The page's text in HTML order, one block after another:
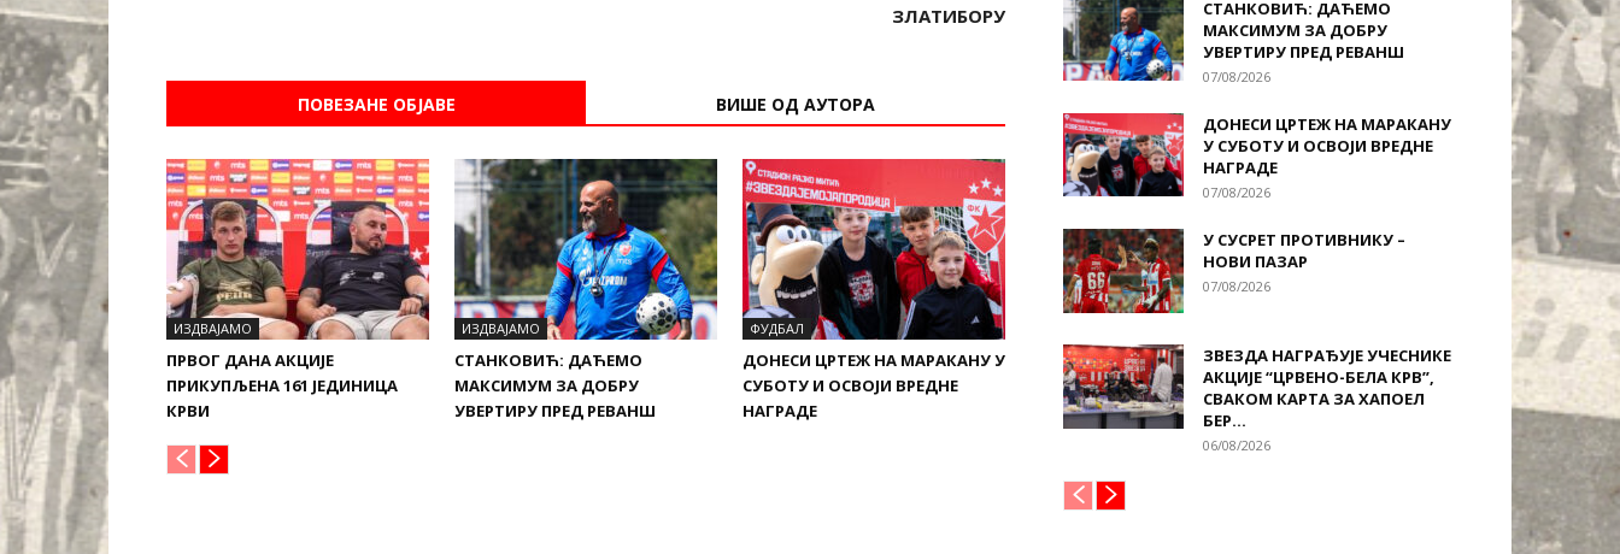
ЗЛАТИБОРУ
ПОВЕЗАНЕ ОБЈАВЕ ВИШЕ ОД АУТОРА
ИЗДВАЈАМО
ПРВОГ ДАНА АКЦИЈЕ
ПРИКУПЉЕНА 161 ЈЕДИНИЦА
КРВИ
ИЗДВАЈАМО
СТАНКОВИЋ: ДАЋЕМО
МАКСИМУМ ЗА ДОБРУ
УВЕРТИРУ ПРЕД РЕВАНШ
ФУДБАЛ
ДОНЕСИ ЦРТЕЖ НА МАРАКАНУ У
СУБОТУ И ОСВОЈИ ВРЕДНЕ
НАГРАДЕ
СТАНКОВИЋ: ДАЋЕМО
МАКСИМУМ ЗА ДОБРУ
УВЕРТИРУ ПРЕД РЕВАНШ
07/08/2026
ДОНЕСИ ЦРТЕЖ НА МАРАКАНУ
У СУБОТУ И ОСВОЈИ ВРЕДНЕ
НАГРАДЕ
07/08/2026
У СУСРЕТ ПРОТИВНИКУ –
НОВИ ПАЗАР
07/08/2026
ЗВЕЗДА НАГРАЂУЈЕ УЧЕСНИКЕ
АКЦИЈЕ “ЦРВЕНО-БЕЛА КРВ”,
СВАКОМ КАРТА ЗА ХАПОЕЛ
БЕР...
06/08/2026